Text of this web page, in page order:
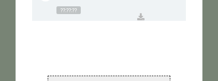
??:??:??